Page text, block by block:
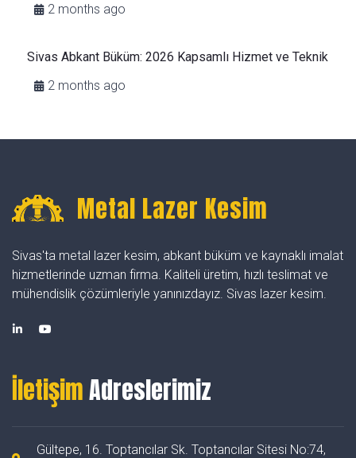
2 months ago
Sivas Abkant Büküm: 2026 Kapsamlı Hizmet ve Teknik
2 months ago
Metal Lazer Kesim
Sivas'ta metal lazer kesim, abkant büküm ve kaynaklı imalat
hizmetlerinde uzman firma. Kaliteli üretim, hızlı teslimat ve
mühendislik çözümleriyle yanınızdayız. Sivas lazer kesim.
İletişimAdreslerimiz
Gültepe, 16. Toptancılar Sk. Toptancılar Sitesi No:74,